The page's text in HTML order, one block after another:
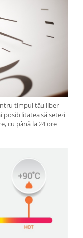
timpul tău liber
să setezi
cu până la 24 ore